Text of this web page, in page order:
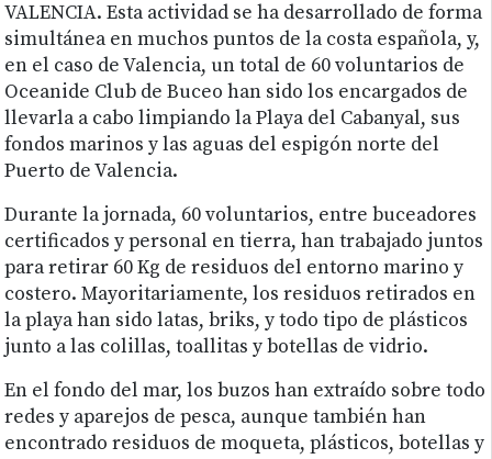
VALENCIA. Esta actividad se ha desarrollado de forma
simultánea en muchos puntos de la costa española, y,
en el caso de Valencia, un total de 60 voluntarios de
Oceanide Club de Buceo han sido los encargados de
llevarla a cabo limpiando la Playa del Cabanyal, sus
fondos marinos y las aguas del espigón norte del
Puerto de Valencia.
Durante la jornada, 60 voluntarios, entre buceadores
certificados y personal en tierra, han trabajado juntos
para retirar 60 Kg de residuos del entorno marino y
costero. Mayoritariamente, los residuos retirados en
la playa han sido latas, briks, y todo tipo de plásticos
junto a las colillas, toallitas y botellas de vidrio.
En el fondo del mar, los buzos han extraído sobre todo
redes y aparejos de pesca, aunque también han
encontrado residuos de moqueta, plásticos, botellas y